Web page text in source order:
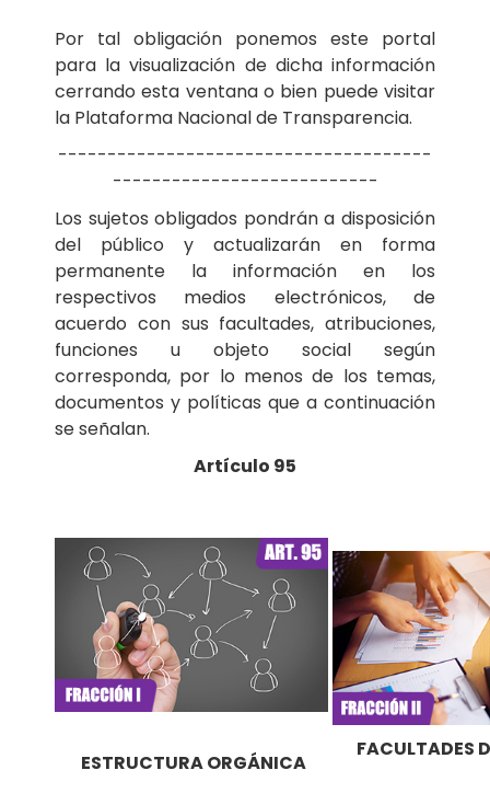
Por tal obligación ponemos este portal
para la visualización de dicha información
cerrando esta ventana o bien puede visitar
la Plataforma Nacional de Transparencia.
--------------------------------------
---------------------------
Los sujetos obligados pondrán a disposición
del público y actualizarán en forma
permanente la información en los
respectivos medios electrónicos, de
acuerdo con sus facultades, atribuciones,
funciones u objeto social según
corresponda, por lo menos de los temas,
documentos y políticas que a continuación
se señalan.
Artículo 95
ESTRUCTURA ORGÁNICA
FACULTADES